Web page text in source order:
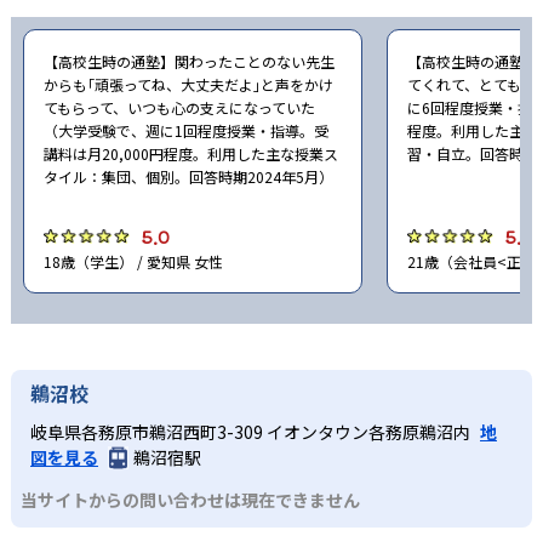
【高校生時の通塾】関わったことのない先生
からも｢頑張ってね、大丈夫だよ｣と声をかけ
てもらって、いつも心の支えになっていた
（大学受験で、週に1回程度授業・指導。受
講料は月20,000円程度。利用した主な授業ス
タイル：集団、個別。回答時期2024年5月）
5.0
18歳（学生） / 愛知県 女性
【高校生時の通塾
てくれて、とても
に6回程度授業・指
程度。利用した主
習・自立。回答時
5.0
21歳（会社員<正社
鵜沼校
岐阜県各務原市鵜沼西町3-309 イオンタウン各務原鵜沼内 地
図を見る
鵜沼宿駅
当サイトからの問い合わせは現在できません